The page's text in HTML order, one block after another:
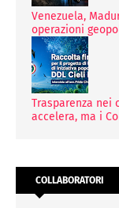
Venezuela,
operazioni
Trasparenza nei
accelera, ma i
COLLABORATORI